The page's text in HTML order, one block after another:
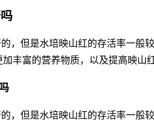
，但是水培映山红的存活率一般
丰富的营养物质，以及提高映山
，但是水培映山红的存活率一般